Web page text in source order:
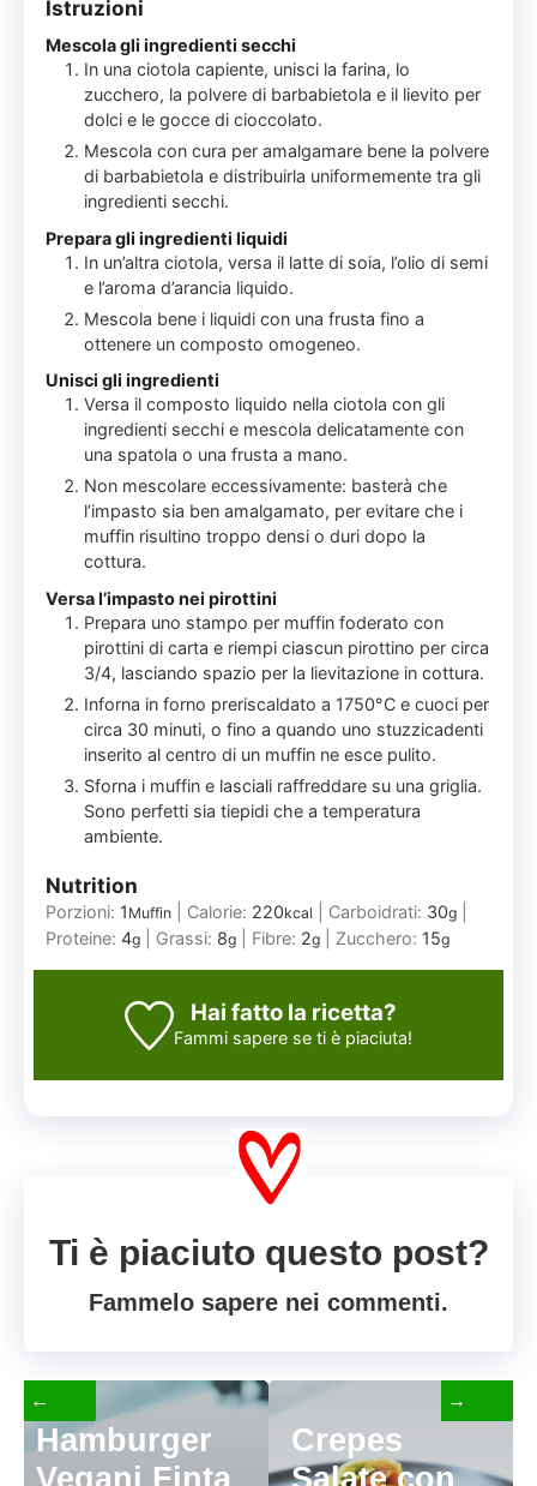
Istruzioni
Mescola gli ingredienti secchi
In una ciotola capiente, unisci la farina, lo
zucchero, la polvere di barbabietola e il lievito per
dolci e le gocce di cioccolato.
Mescola con cura per amalgamare bene la polvere
di barbabietola e distribuirla uniformemente tra gli
ingredienti secchi.
Prepara gli ingredienti liquidi
In un’altra ciotola, versa il latte di soia, l’olio di semi
e l’aroma d’arancia liquido.
Mescola bene i liquidi con una frusta fino a
ottenere un composto omogeneo.
Unisci gli ingredienti
Versa il composto liquido nella ciotola con gli
ingredienti secchi e mescola delicatamente con
una spatola o una frusta a mano.
Non mescolare eccessivamente: basterà che
l’impasto sia ben amalgamato, per evitare che i
muffin risultino troppo densi o duri dopo la
cottura.
Versa l’impasto nei pirottini
Prepara uno stampo per muffin foderato con
pirottini di carta e riempi ciascun pirottino per circa
3/4, lasciando spazio per la lievitazione in cottura.
Inforna in forno preriscaldato a 1750°C e cuoci per
circa 30 minuti, o fino a quando uno stuzzicadenti
inserito al centro di un muffin ne esce pulito.
Sforna i muffin e lasciali raffreddare su una griglia.
Sono perfetti sia tiepidi che a temperatura
ambiente.
Nutrition
Porzioni: 1 Muffin Calorie: 220kcal Carboidrati: 30g
Proteine:4g Grassi: 8g Fibre: 2g Zucchero: 15g
Hai fatto la ricetta?
Fammi sapere se ti è piaciuta!
Ti è piaciuto questo post?
Fammelo sapere nei commenti.
Hamburger
Vegani Finta
← →
Crepes
Salate con